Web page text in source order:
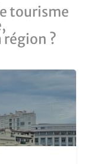
tourisme
région ?